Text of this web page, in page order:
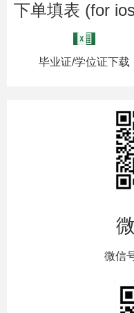
下单填表 (for
毕业证/学位证下载
微信